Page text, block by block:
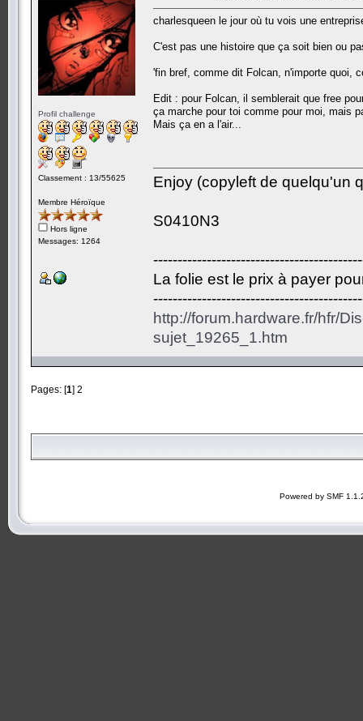
Profil challenge
Classement : 13/55625
Membre Héroïque
Hors ligne
Messages: 1264
charlesqueen le jour où tu vois une
C'est pas une histoire que ça soit bien ou
'fin bref, comme dit Folcan, n'importe quoi,
Edit : pour Folcan, il semblerait que free
ça marche pour toi comme pour moi, mais
Mais ça en a l'air...
Enjoy (copyleft de quelqu'un
S0410N3
La folie est le prix à payer
http://forum.hardware.fr/hfr/
sujet_19265_1.htm
Pages: [1] 2
Powered by SMF